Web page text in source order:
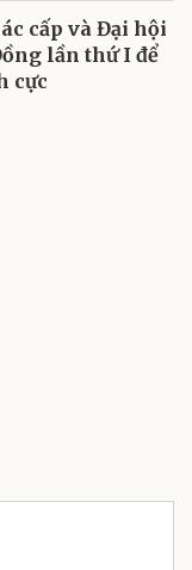
cấp và Đại hội
lần thứ I để
cực